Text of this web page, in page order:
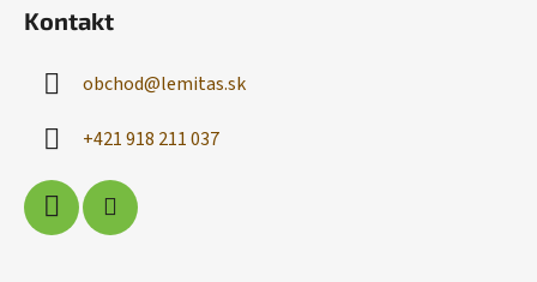
Kontakt
obchod@lemitas.sk
+421 918 211 037